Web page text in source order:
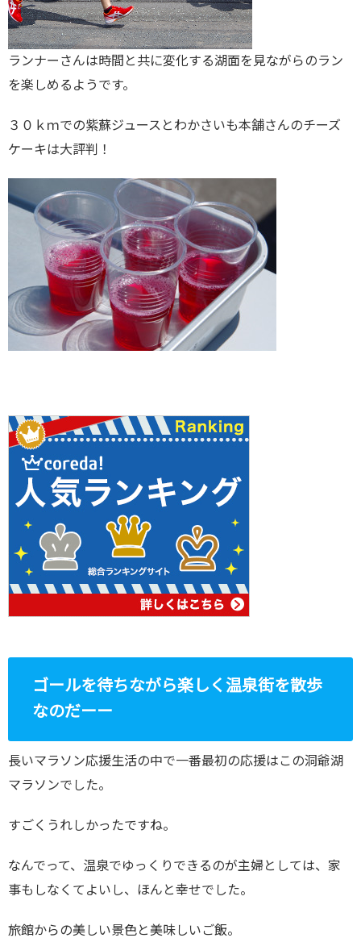
ランナーさんは時間と共に変化する湖面を見ながらのラン
を楽しめるようです。
３０ｋｍでの紫蘇ジュースとわかさいも本舗さんのチーズ
ケーキは大評判！
ゴールを待ちながら楽しく温泉街を散歩
なのだーー
長いマラソン応援生活の中で一番最初の応援はこの洞爺湖
マラソンでした。
すごくうれしかったですね。
なんでって、温泉でゆっくりできるのが主婦としては、家
事もしなくてよいし、ほんと幸せでした。
旅館からの美しい景色と美味しいご飯。